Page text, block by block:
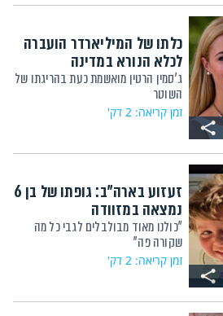
כלתו של המיליארדר הועברה
לכלא הנורא במדינה
ג'סמין הרטין מואשמת כעת בהריגתו של
השוטר
זמן קריאה: 2 דק'
זעזוע בארה"ב: גופתו של בן 6
נמצאה במזוודה
"כולנו מאוד מבולבלים לגבי כל מה
שקורה פה"
זמן קריאה: 2 דק'